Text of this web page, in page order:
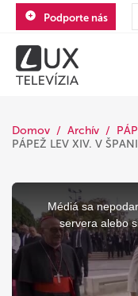
Podporte nás
Domov Archív
PÁPEŽ LEV XIV. V
This
a
modal
window.
Médiá sa
servera alebo